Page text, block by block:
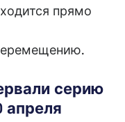
прямо
серию
апреля